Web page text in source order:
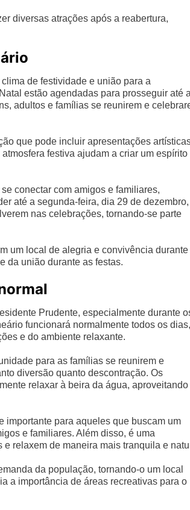
diversas atrações após a reabertura,
de festividade e união para a
estão agendadas para prosseguir até a
adultos e famílias se reunirem e
que pode incluir apresentações
festiva ajudam a criar um espírito
conectar com amigos e familiares,
até a segunda-feira, dia 29 de dezembro,
nas celebrações, tornando-se parte
um local de alegria e convivência durante
da união durante as festas.
Prudente, especialmente durante
funcionará normalmente todos os dias,
e do ambiente relaxante.
para as famílias se reunirem e
diversão quanto descontração. Os
relaxar à beira da água, aproveitando
importante para aqueles que buscam um
e familiares. Além disso, é uma
relaxem de maneira mais tranquila e
da população, tornando-o um local
a importância de áreas recreativas para o